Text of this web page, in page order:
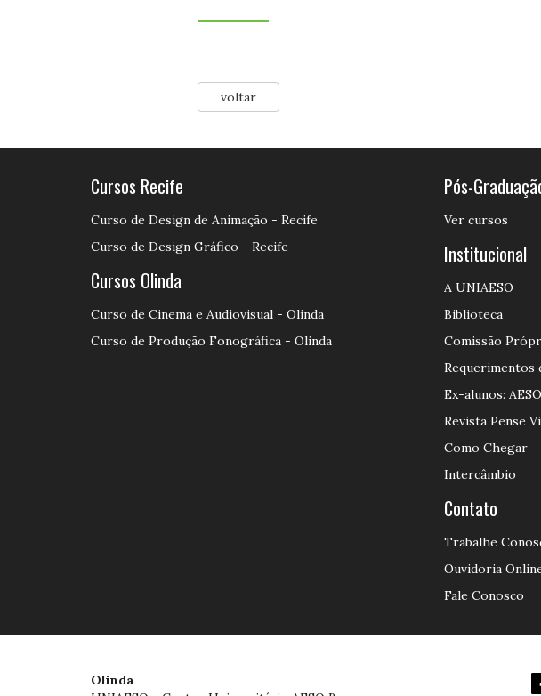
voltar
Cursos Recife
Curso de Design de Animação - Recife
Curso de Design Gráfico - Recife
Cursos Olinda
Curso de Cinema e Audiovisual - Olinda
Curso de Produção Fonográfica - Olinda
Pós-
Ver cursos
Institucional
A UNIAESO
Biblioteca
Comissão
Requerimentos
Ex-alunos:
Revista Pense
Como Chegar
Intercâmbio
Contato
Trabalhe
Ouvidoria
Fale Conosco
Olinda